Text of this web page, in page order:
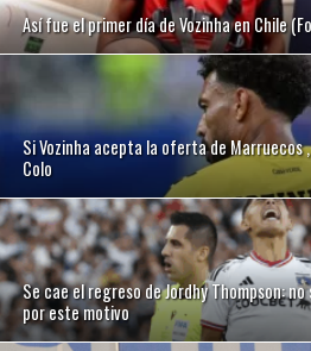
Así fue el primer día de Vozinha en Chile
Si Vozinha acepta la oferta de Marruecos
Colo
Se cae el regreso de Jordhy Thompson:
por este motivo